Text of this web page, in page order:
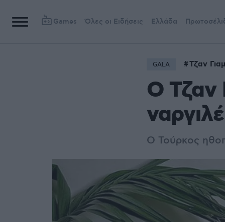
Games Όλες οι Ειδήσεις Ελλάδα
GALA Τζαν
Ο Τζαν
Ο Τούρκος